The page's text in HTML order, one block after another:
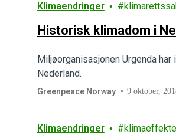
Klimaendringer
Historisk klimadom i
Miljøorganisasjonen Urgenda
Nederland.
Greenpeace Norway 9 oktober,
Klimaendringer